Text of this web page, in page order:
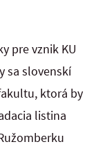
pre vznik KU
sa slovenskí
ktorá by
listina